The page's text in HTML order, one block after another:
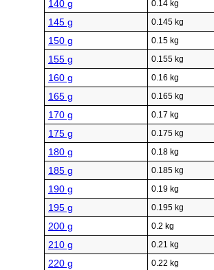
140 g 0.14 kg
145 g 0.145 kg
150 g 0.15 kg
155 g 0.155 kg
160 g 0.16 kg
165 g 0.165 kg
170 g 0.17 kg
175 g 0.175 kg
180 g 0.18 kg
185 g 0.185 kg
190 g 0.19 kg
195 g 0.195 kg
200 g 0.2 kg
210 g 0.21 kg
220 g 0.22 kg